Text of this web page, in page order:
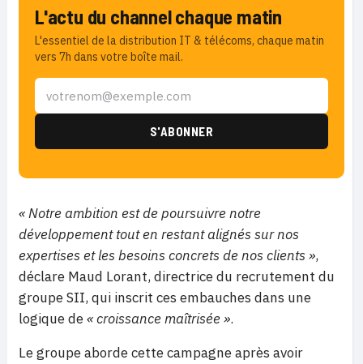
L'actu du channel chaque matin
L'essentiel de la distribution IT & télécoms, chaque matin
vers 7h dans votre boîte mail.
« Notre ambition est de poursuivre notre
développement tout en restant alignés sur nos
expertises et les besoins concrets de nos clients »,
déclare Maud Lorant, directrice du recrutement du
groupe SII, qui inscrit ces embauches dans une
logique de« croissance maîtrisée ».
Le groupe aborde cette campagne après avoir